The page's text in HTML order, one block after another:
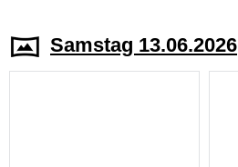
Samstag 13.06.2026